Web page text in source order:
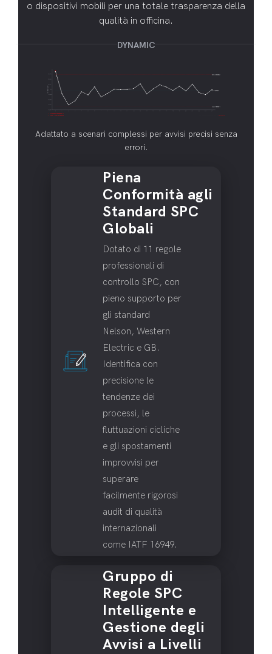
o dispositivi mobili per una totale trasparenza della
qualità in officina.
DYNAMIC
Adattato a scenari complessi per avvisi precisi senza
errori.
Piena
Conformità agli
Standard SPC
Globali
Dotato di 11 regole
professionali di
controllo SPC, con
pieno supporto per
gli standard
Nelson, Western
Electric e GB.
Identifica con
precisione le
tendenze dei
processi, le
fluttuazioni cicliche
e gli spostamenti
improvvisi per
superare
facilmente rigorosi
audit di qualità
internazionali
come IATF 16949.
Gruppo di
Regole SPC
Intelligente e
Gestione degli
Avvisi a Livelli